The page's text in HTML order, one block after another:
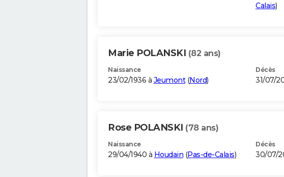
Calais)
Marie POLANSKI (82 ans)
Naissance
23/02/1936 à Jeumont(Nord)
Décès
31/07/
Rose POLANSKI (78 ans)
Naissance
29/04/1940 à Houdain (Pas-de-Calais)
Décès
30/07/